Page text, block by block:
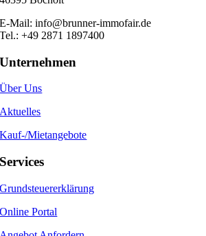
E-Mail: info@brunner-immofair.de
Tel.: +49 2871 1897400
Unternehmen
Über Uns
Aktuelles
Kauf-/Mietangebote
Services
Grundsteuererklärung
Online Portal